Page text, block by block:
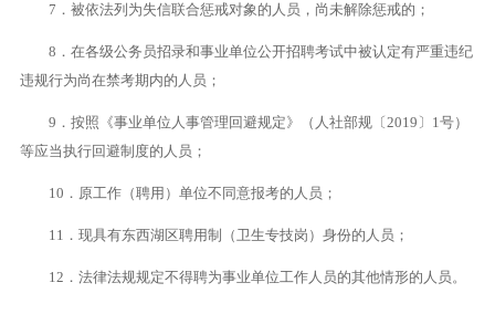
7．被依法列为失信联合惩戒对象的人员，尚未解除惩戒的；
8．在各级公务员招录和事业单位公开招聘考试中被认定有严重违纪
违规行为尚在禁考期内的人员；
9．按照《事业单位人事管理回避规定》（人社部规〔2019〕1号）
等应当执行回避制度的人员；
10．原工作（聘用）单位不同意报考的人员；
11．现具有东西湖区聘用制（卫生专技岗）身份的人员；
12．法律法规规定不得聘为事业单位工作人员的其他情形的人员。